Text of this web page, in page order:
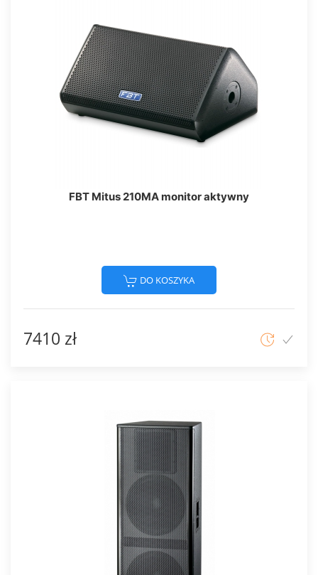
FBT Mitus 210MA monitor aktywny
DO KOSZYKA
7410 zł